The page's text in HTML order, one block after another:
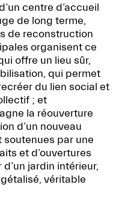
centre d’accueil
de long terme,
de reconstruction
organisent ce
offre un lieu sûr,
qui permet
du lien social et
; et
la réouverture
d’un nouveau
soutenues par une
et d’ouvertures
jardin intérieur,
véritable